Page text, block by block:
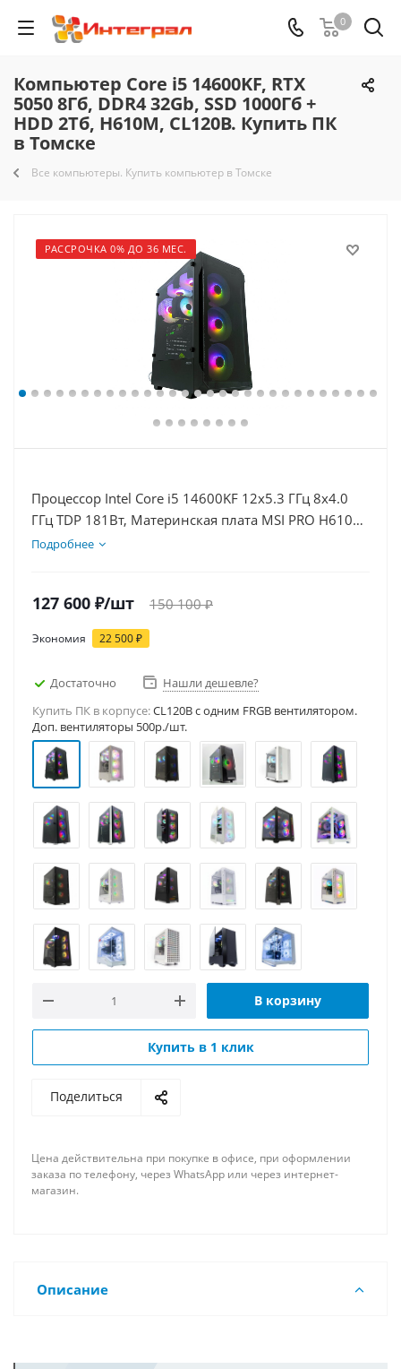
0
Компьютер Core i5 14600KF, RTX
5050 8Гб, DDR4 32Gb, SSD 1000Гб +
HDD 2Тб, H610M, CL120B. Купить ПК
в Томске
Все компьютеры. Купить компьютер в Томске
РАССРОЧКА 0% ДО 36 МЕС.
Процессор Intel Core i5 14600KF 12x5.3 ГГц 8x4.0
ГГц TDP 181Вт, Материнская плата MSI PRO H610M-
E, Видеокарта RTX 5050 8Гб, Память DDR4 32Gb,
Подробнее
127 600 ₽/шт 150 100₽
Экономия 22 500₽
Достаточно
Нашли дешевле?
Купить ПК в корпусе:CL120B c одним FRGB вентилятором.
Доп. вентиляторы 500р./шт.
В корзину
Купить в 1 клик
Поделиться
Цена действительна при покупке в офисе, при оформлении
заказа по телефону, через WhatsApp или через интернет-
магазин.
Описание